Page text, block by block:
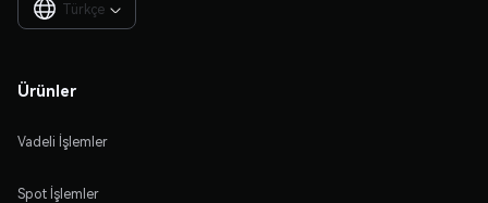
Türkçe 
Ürünler
Vadeli İşlemler
Spot İşlemler